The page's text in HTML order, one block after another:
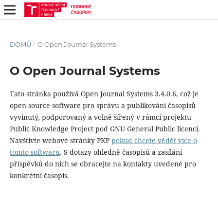
DOMŮ / O Open Journal Systems
O Open Journal Systems
Tato stránka používá Open Journal Systems 3.4.0.6, což je
open source software pro správu a publikování časopisů
vyvinutý, podporovaný a volně šířený v rámci projektu
Public Knowledge Project pod GNU General Public licencí.
Navštivte webové stránky PKP pokud chcete vědět více o
tomto softwaru. S dotazy ohledně časopisů a zasílání
příspěvků do nich se obracejte na kontakty uvedené pro
konkrétní časopis.